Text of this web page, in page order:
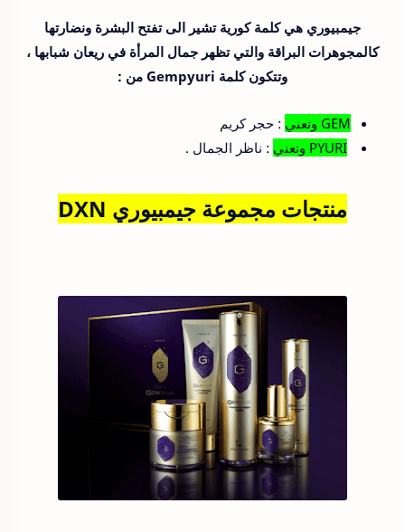
جيمبيوري هي كلمة كورية تشير الى تفتح البشرة ونضارتها
كالمجوهرات البراقة والتي تظهر جمال المرأة في ريعان شبابها ،
وتتكون كلمة Gempyuri من :
GEM وتعني
: حجر كريم
PYURI وتعني
: ناظر الجمال .
منتجات مجموعة جيمبيوري DXN